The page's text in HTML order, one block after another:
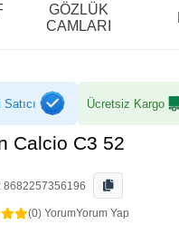
GÖZLÜK
CAMLARI
Ücretsiz Kargo
Calcio C3 52
: 8682257356196
(0) YorumYorum Yap